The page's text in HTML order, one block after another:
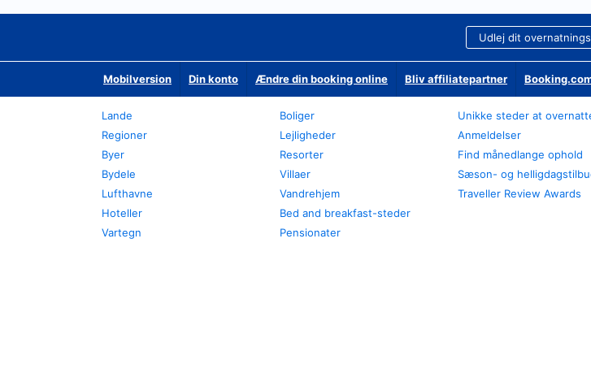
Udlej dit
Mobilversion Din konto Ændre din booking online Bliv affiliatepartner
Lande
Regioner
Byer
Bydele
Lufthavne
Hoteller
Vartegn
Boliger
Lejligheder
Resorter
Villaer
Vandrehjem
Bed and breakfast-steder
Pensionater
Unikke steder at
Anmeldelser
Find månedlange ophold
Sæson- og
Traveller Review Awards